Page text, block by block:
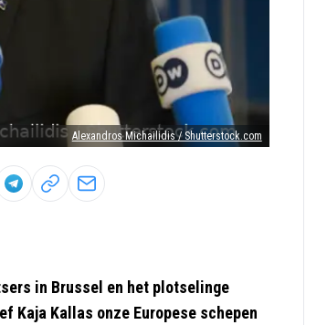
Alexandros Michailidis / Shutterstock.com
in Brussel en het plotselinge
Kaja Kallas onze Europese schepen